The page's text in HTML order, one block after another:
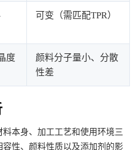
可变（需匹配TPR）
度
颜料分子量小、分散
性差
本身、加工工艺和使用环境三
性、颜料性质以及添加剂的影